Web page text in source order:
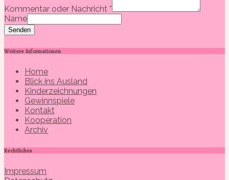
Kommentar oder Nachricht *
Name
Senden
Weitere Informationen
Home
Blick ins Ausland
Kinderzeichnungen
Gewinnspiele
Kontakt
Kooperation
Archiv
Rechtliches
Impressum